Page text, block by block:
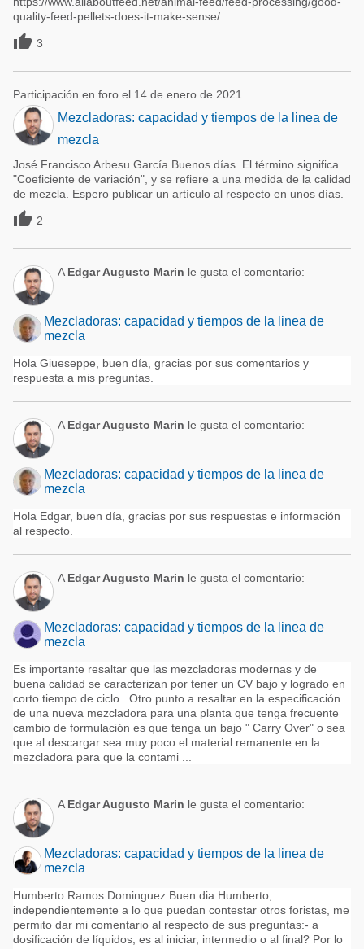
quality-feed-pellets-does-it-make-sense/
 3
Participación en foro el 14 de enero de 2021
Mezcladoras: capacidad y tiempos de la linea de
mezcla
José Francisco Arbesu García Buenos días. El término significa
"Coeficiente de variación", y se refiere a una medida de la calidad
de mezcla. Espero publicar un artículo al respecto en unos días.
 2
A Edgar Augusto Marin le gusta el comentario:
Mezcladoras: capacidad y tiempos de la linea de
mezcla
Hola Giueseppe, buen día, gracias por sus comentarios y
respuesta a mis preguntas.
A Edgar Augusto Marin le gusta el comentario:
Mezcladoras: capacidad y tiempos de la linea de
mezcla
Hola Edgar, buen día, gracias por sus respuestas e información
al respecto.
A Edgar Augusto Marin le gusta el comentario:
Mezcladoras: capacidad y tiempos de la linea de
mezcla
Es importante resaltar que las mezcladoras modernas y de
buena calidad se caracterizan por tener un CV bajo y logrado en
corto tiempo de ciclo . Otro punto a resaltar en la especificación
de una nueva mezcladora para una planta que tenga frecuente
cambio de formulación es que tenga un bajo " Carry Over" o sea
que al descargar sea muy poco el material remanente en la
mezcladora para que la contami ...
A Edgar Augusto Marin le gusta el comentario:
Mezcladoras: capacidad y tiempos de la linea de
mezcla
Humberto Ramos Dominguez Buen dia Humberto,
independientemente a lo que puedan contestar otros foristas, me
permito dar mi comentario al respecto de sus preguntas:- a
dosificación de líquidos, es al iniciar, intermedio o al final? Por lo